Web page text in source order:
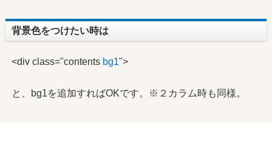
背景色をつけたい時は
<div class="contents bg1">
と、bg1を追加すればOKです。※２カラム時も同様。